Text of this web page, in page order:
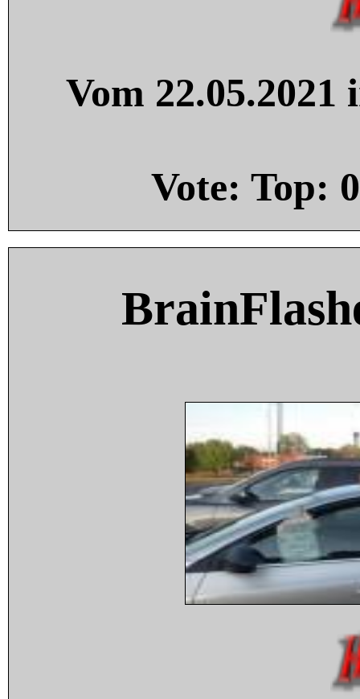
Vom
Vote: Top: 0